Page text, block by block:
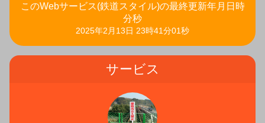
このWebサービス(鉄道スタイル)の最終更新年月日時
分秒
2025年2月13日 23時41分01秒
サービス